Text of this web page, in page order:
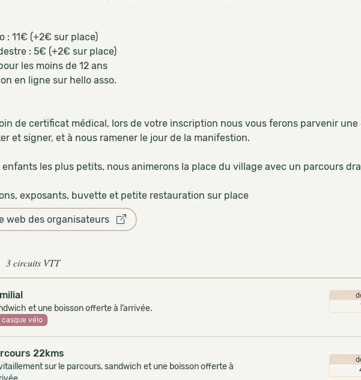
: 11€ (+2€ sur place)
: 5€ (+2€ sur place)
les moins de 12 ans
en ligne sur hello asso.
de certificat médical, lors de votre inscription nous vous ferons parvenir
et signer, et à nous ramener le jour de la manifestion.
enfants les plus petits, nous animerons la place du village avec un parcours
exposants, buvette et petite restauration sur place
web des organisateurs
3 circuits VTT
et une boisson offerte à l’arrivée.
casque vélo
22kms
sur le parcours, sandwich et une boisson offerte à